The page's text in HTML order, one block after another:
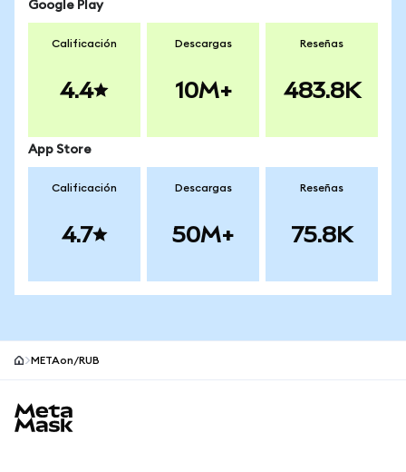
Google Play
Calificación
4.4
Descargas
10M+
Reseñas
483.8K
App Store
Calificación
4.7
Descargas
50M+
Reseñas
75.8K
METAon/RUB